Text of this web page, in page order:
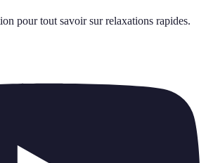
pour tout savoir sur relaxations rapides.